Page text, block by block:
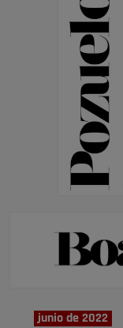
junio de 2022